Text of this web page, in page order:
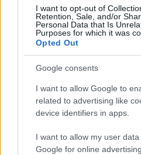
I want to opt-out of
Retention, Sale, and/or
Personal Data that Is
Purposes for which it was
Opted Out
Google consents
I want to allow Google to
related to advertising like
device identifiers in apps.
I want to allow my user
Google for online
Υποβολή
Όροι Χρήσης. Το site
Πολιτική Απορρήτου&Όροι Χρήσης